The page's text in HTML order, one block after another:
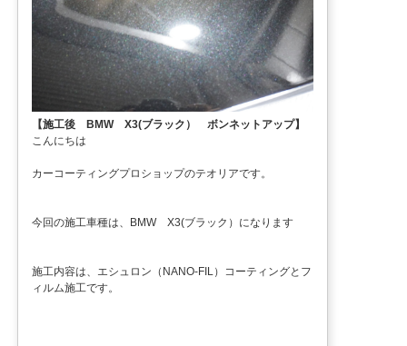
【施工後 BMW X3(ブラック） ボンネットアップ】
こんにちは
カーコーティングプロショップのテオリアです。
今回の施工車種は、BMW X3(ブラック）になります
施工内容は、エシュロン（NANO-FIL）コーティングとフ
ィルム施工です。